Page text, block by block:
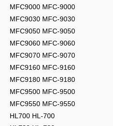
MFC9000 MFC-9000
MFC9030 MFC-9030
MFC9050 MFC-9050
MFC9060 MFC-9060
MFC9070 MFC-9070
MFC9160 MFC-9160
MFC9180 MFC-9180
MFC9500 MFC-9500
MFC9550 MFC-9550
HL700 HL-700